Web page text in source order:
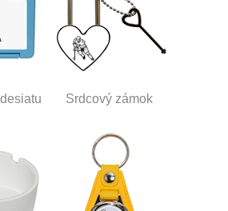
Srdcový zámok